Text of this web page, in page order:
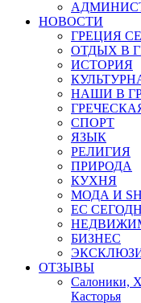
НОВОСТИ
ГРЕЦИЯ
ОТДЫХ В
ИСТОРИЯ
НАШИ В
СПОРТ
ЯЗЫК
РЕЛИГИЯ
ПРИРОДА
КУХНЯ
МОДА И
ЕС
БИЗНЕС
ОТЗЫВЫ
Салоники,
Касторья